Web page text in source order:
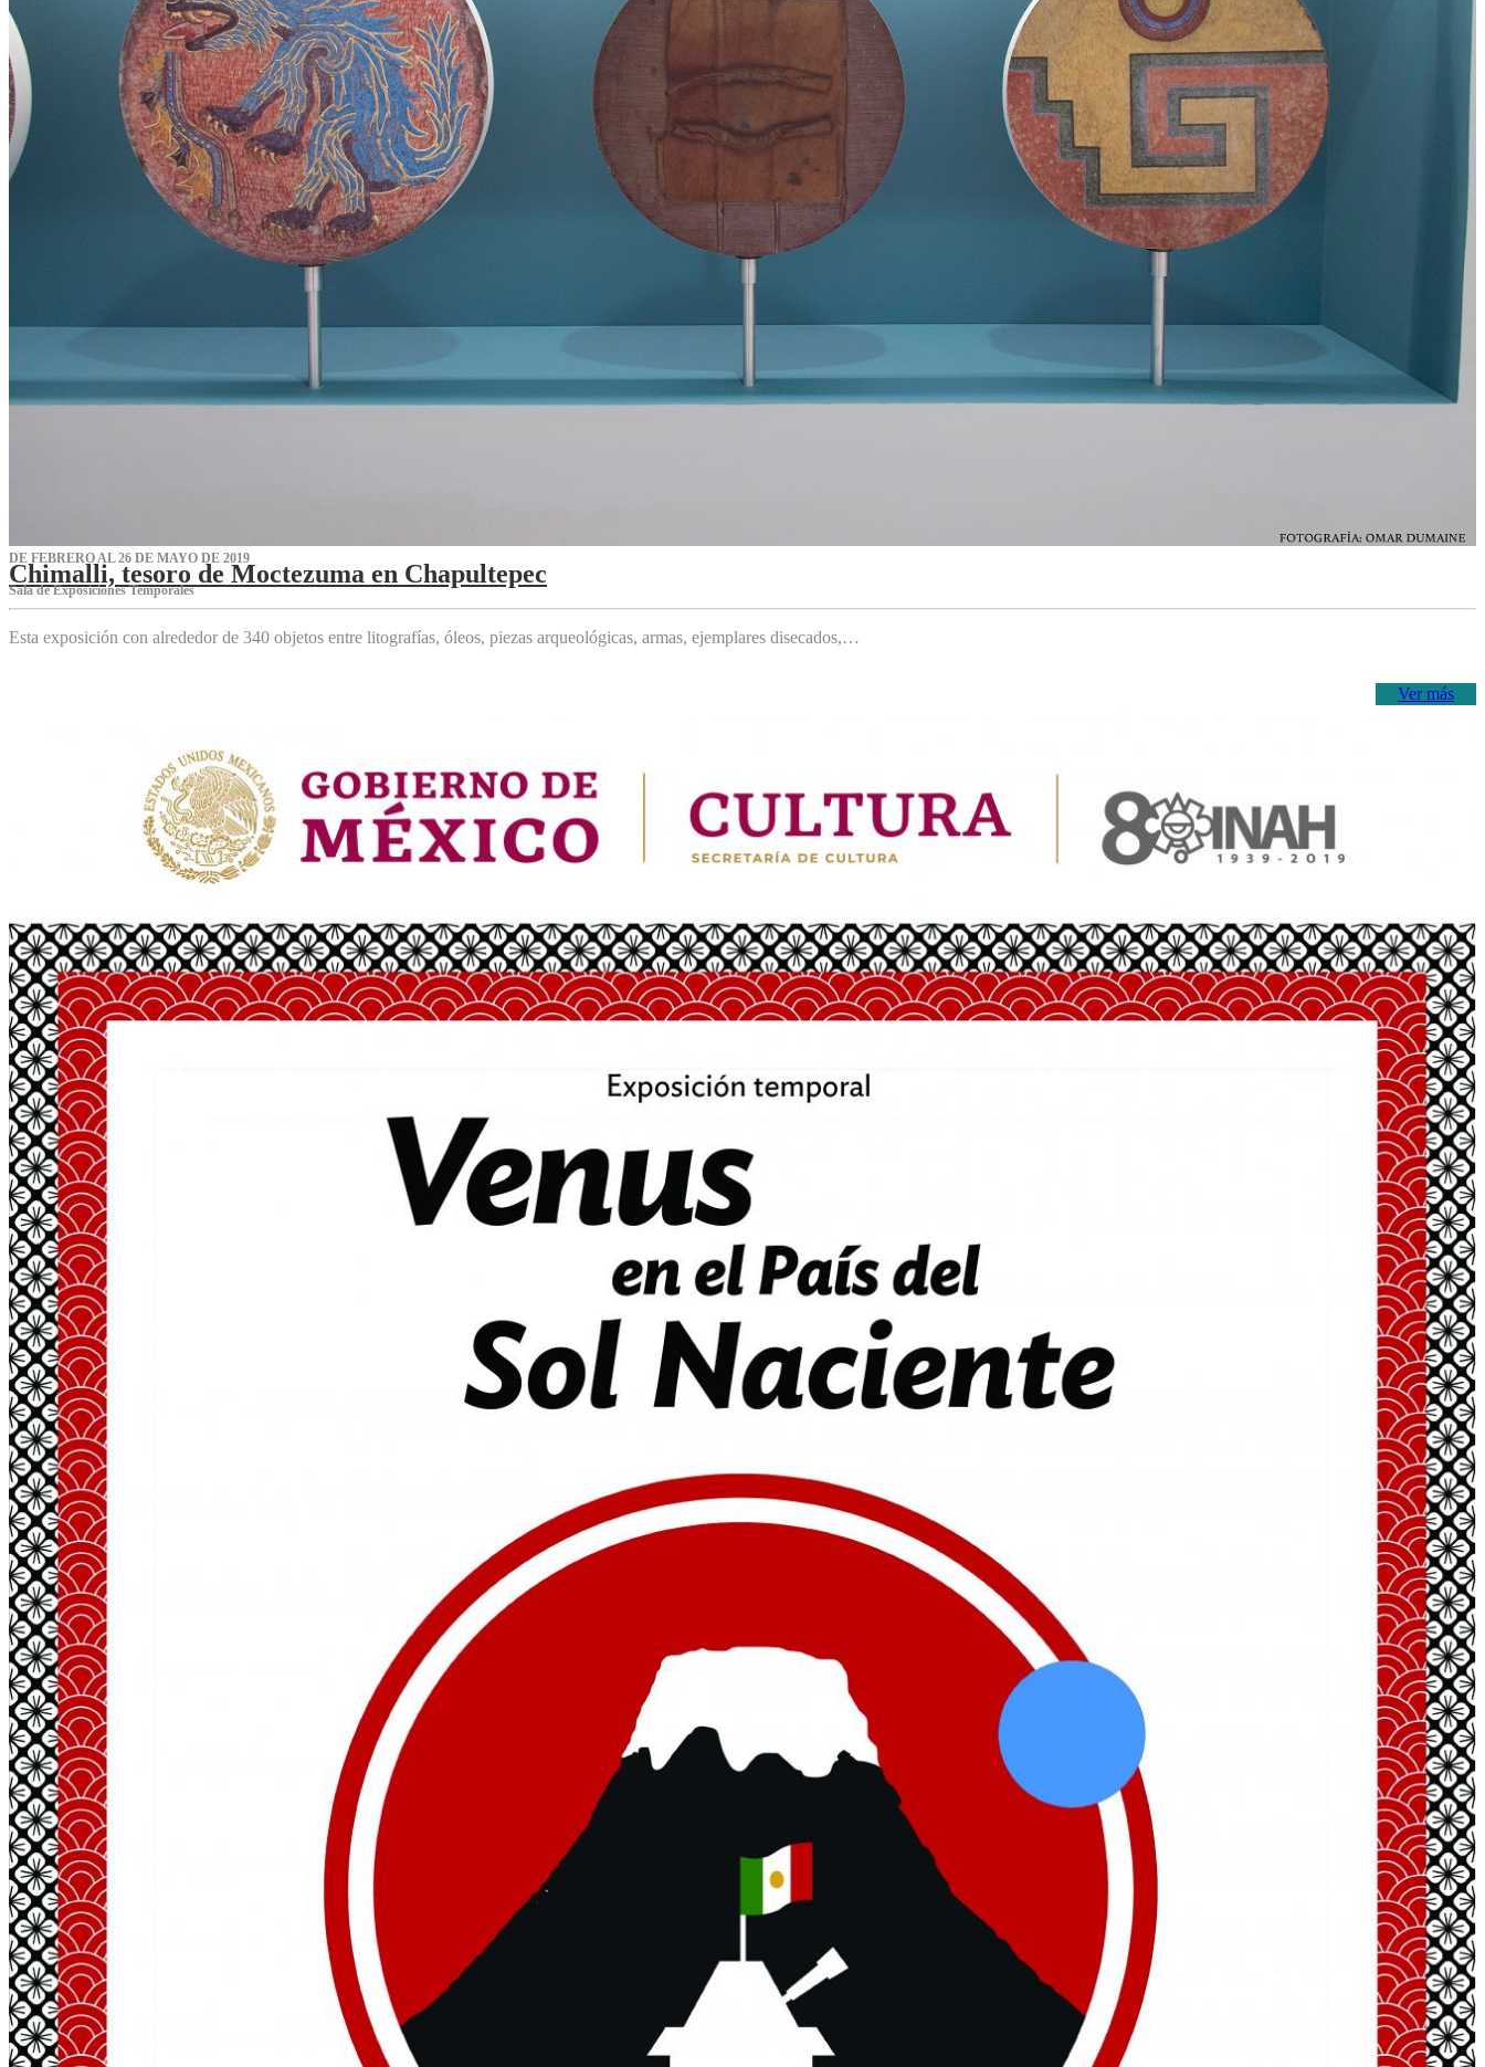
DE FEBRERO AL 26 DE MAYO DE 2019
Chimalli, tesoro de Moctezuma en Chapultepec
Sala de Exposiciones Temporales
Esta exposición con alrededor de 340 objetos entre litografías, óleos, piezas arqueológicas, armas, ejemplares disecados,…
Ver más